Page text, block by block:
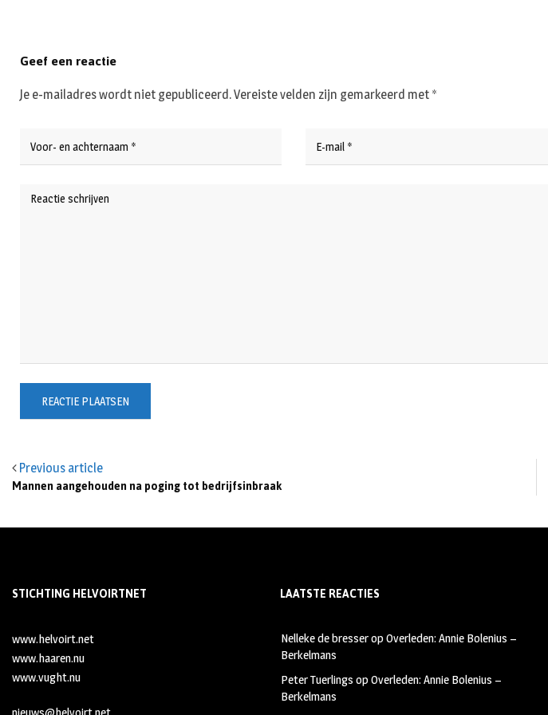
Previous article
Mannen aangehouden na poging tot bedrijfsinbraak
Geef een reactie
Je e-mailadres wordt niet gepubliceerd.Vereiste velden zijn gemarkeerd met *
STICHTING HELVOIRTNET
www.helvoirt.net
www.haaren.nu
www.vught.nu
LAATSTE REACTIES
Nelleke de bresseropOverleden: Annie Bolenius –
Berkelmans
Peter Tuerlings opOverleden: Annie Bolenius –
Berkelmans